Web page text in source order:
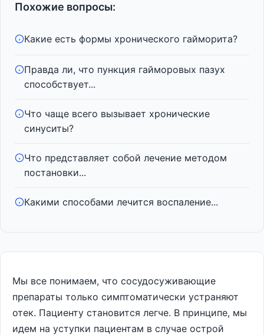
Похожие вопросы:
Какие есть формы хронического гайморита?
Правда ли, что пункция гайморовых пазух
способствует...
Что чаще всего вызывает хронические
синуситы?
Что представляет собой лечение методом
постановки...
Какими способами лечится воспаление...
Мы все понимаем, что сосудосуживающие
препараты только симптоматически устраняют
отек. Пациенту становится легче. В принципе, мы
идем на уступки пациентам в случае острой